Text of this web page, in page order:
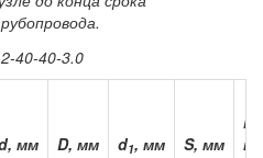
мм D, мм d1, мм S, мм
l,